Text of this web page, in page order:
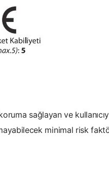
sağlayan ve
minimal risk